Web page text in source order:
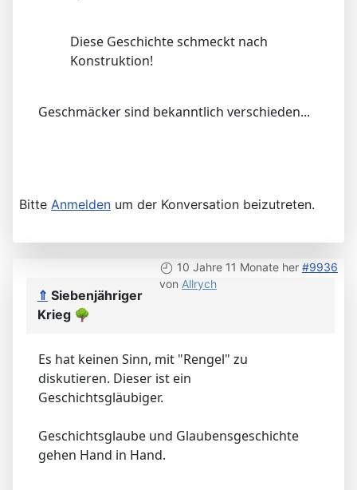
Diese Geschichte schmeckt nach
Konstruktion!
Geschmäcker sind bekanntlich verschieden...
Bitte Anmelden um der Konversation beizutreten.
10 Jahre 11 Monate her #9936
von Allrych
⇑ Siebenjähriger
Krieg 🌳
Es hat keinen Sinn, mit "Rengel" zu
diskutieren. Dieser ist ein
Geschichtsgläubiger.
Geschichtsglaube und Glaubensgeschichte
gehen Hand in Hand.